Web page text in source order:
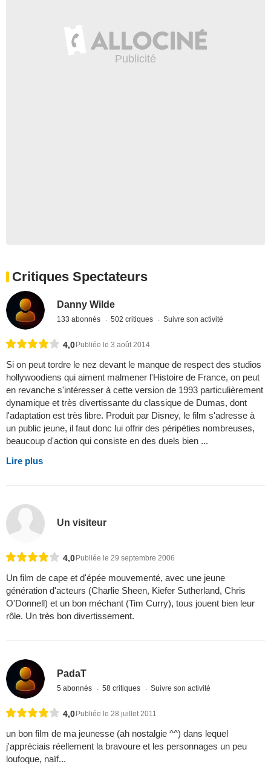
Critiques Spectateurs
Danny Wilde
133 abonnés 502 critiques Suivre son activité
4,0 Publiée le 3 août 2014
Si on peut tordre le nez devant le manque de respect des studios
hollywoodiens qui aiment malmener l'Histoire de France, on peut
en revanche s'intéresser à cette version de 1993 particulièrement
dynamique et très divertissante du classique de Dumas, dont
l'adaptation est très libre. Produit par Disney, le film s'adresse à
un public jeune, il faut donc lui offrir des péripéties nombreuses,
beaucoup d'action qui consiste en des duels bien ...
Lire plus
Un visiteur
4,0 Publiée le 29 septembre 2006
Un film de cape et d'épée mouvementé, avec une jeune
génération d'acteurs (Charlie Sheen, Kiefer Sutherland, Chris
O'Donnell) et un bon méchant (Tim Curry), tous jouent bien leur
rôle. Un très bon divertissement.
PadaT
5 abonnés 58 critiques Suivre son activité
4,0Publiée le 28 juillet 2011
un bon film de ma jeunesse (ah nostalgie ^^) dans lequel
j'appréciais réellement la bravoure et les personnages un peu
loufoque, naïf...